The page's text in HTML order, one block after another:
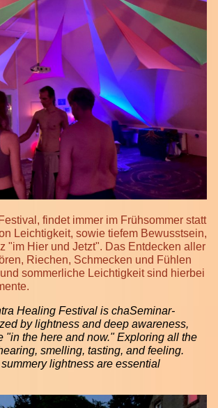
findet immer im Frühsommer statt
Leichtigkeit, sowie tiefem Bewusstsein,
"im Hier und Jetzt". Das Entdecken aller
Riechen, Schmecken und Fühlen
sommerliche Leichtigkeit sind hierbei
Healing Festival is chaSeminar-
by lightness and deep awareness,
"in the here and now." Exploring all the
smelling, tasting, and feeling.
lightness are essential